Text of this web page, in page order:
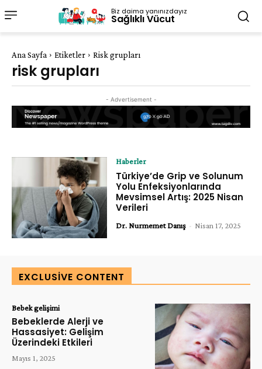
Biz daima yanınızdayız
Sağlıklı Vücut
Ana Sayfa Etiketler Risk grupları
risk grupları
- Advertisement -
Haberler
Türkiye’de Grip ve Solunum
Yolu Enfeksiyonlarında
Mevsimsel Artış: 2025 Nisan
Verileri
Dr. Nurmemet Danış - Nisan 17, 2025
EXCLUSIVE CONTENT
Bebek gelişimi
Bebeklerde Alerji ve
Hassasiyet: Gelişim
Üzerindeki Etkileri
Mayıs 1, 2025